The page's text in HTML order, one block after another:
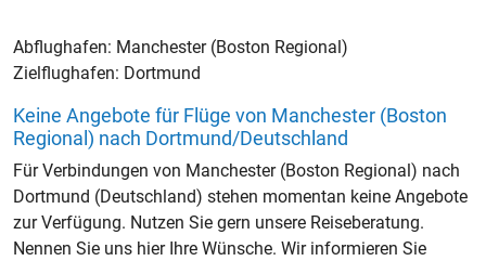
Abflughafen: Manchester (Boston Regional)
Zielflughafen: Dortmund
Keine Angebote für Flüge von Manchester (Boston
Regional) nach Dortmund/Deutschland
Für Verbindungen von Manchester (Boston Regional) nach
Dortmund (Deutschland) stehen momentan keine Angebote
zur Verfügung. Nutzen Sie gern unsere Reiseberatung.
Nennen Sie uns hier Ihre Wünsche. Wir informieren Sie